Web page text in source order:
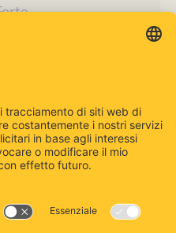
insetti con prudenza.
l'etichetta e le